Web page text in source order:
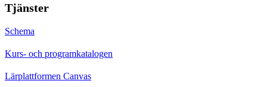
Tjänster
Schema
Kurs- och programkatalogen
Lärplattformen Canvas